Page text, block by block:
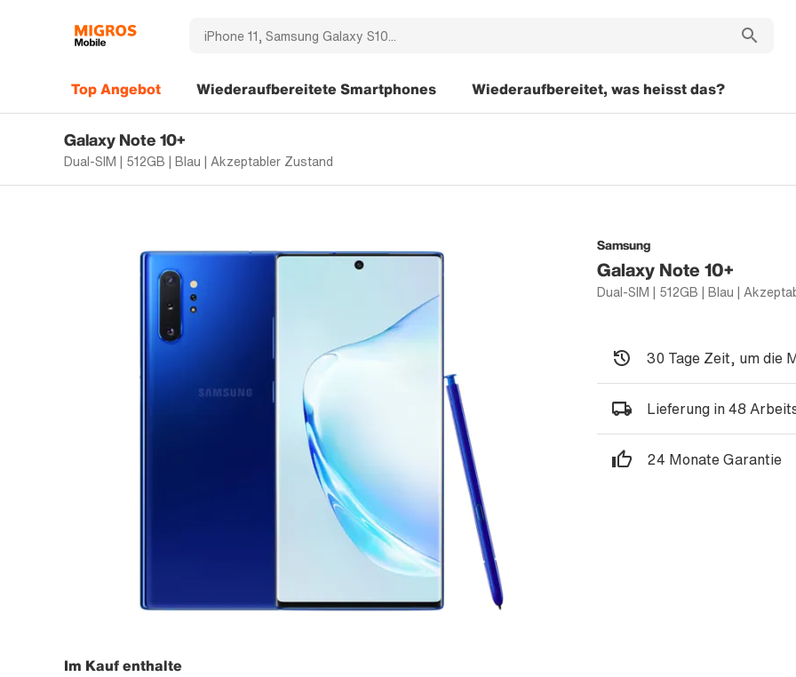
Top Angebot Wiederaufbereitete Smartphones Wiederaufbereitet, was heisst das?
Galaxy Note 10+
Dual-SIM | 512GB | Blau | Akzeptabler Zustand
Samsung
Galaxy Note 10+
Im Kauf enthalte
30 Tage Zeit, um die
Lieferung in 48
24 Monate Garantie